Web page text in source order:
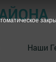
Наши